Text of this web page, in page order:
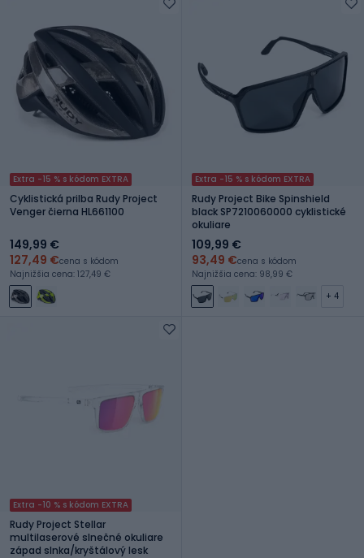
Extra -15 % s kódom EXTRA
Cyklistická prilba Rudy Project
Venger čierna HL661100
149,99 €
127,49 €cena s kódom
Najnižšia cena: 127,49 €
Extra -15 % s kódom EXTRA
Rudy Project Bike Spinshield
black SP7210060000 cyklistické
okuliare
109,99 €
93,49 €cena s kódom
Najnižšia cena: 98,99 €
+ 4
Extra -10 % s kódom EXTRA
Rudy Project Stellar
multilaserové slnečné okuliare
západ slnka/kryštálový lesk